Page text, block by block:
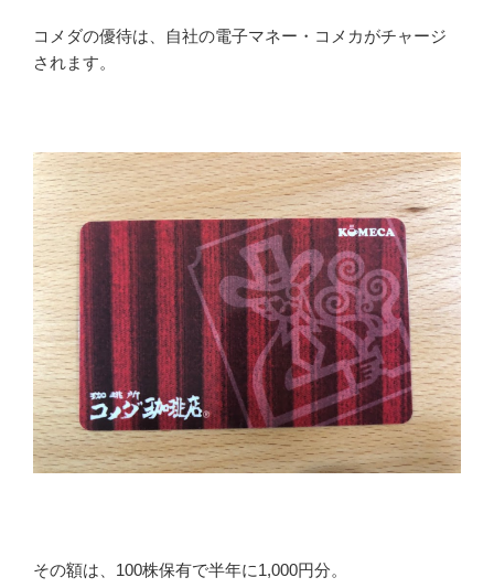
コメダの優待は、自社の電子マネー・コメカがチャージ
されます。
その額は、100株保有で半年に1,000円分。